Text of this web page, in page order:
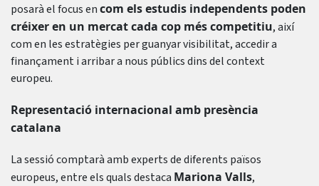
posarà el focus encom els estudis independents poden
créixer en un mercat cada cop més competitiu, així
com en les estratègies per guanyar visibilitat, accedir a
finançament i arribar a nous públics dins del context
europeu.
Representació internacional amb presència
catalana
La sessió comptarà amb experts de diferents països
europeus, entre els quals destaca Mariona Valls,